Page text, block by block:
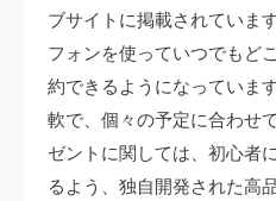
ブサイトに掲載されていま
フォンを使っていつでもど
約できるようになっていま
軟で、個々の予定に合わせ
ゼントに関しては、初心者
るよう、独自開発された高